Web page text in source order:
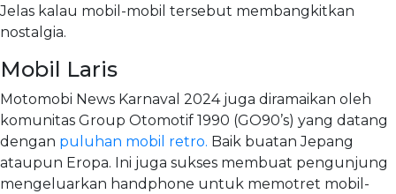
Jelas kalau mobil-mobil tersebut membangkitkan
nostalgia.
Mobil Laris
Motomobi News Karnaval 2024 juga diramaikan oleh
komunitas Group Otomotif 1990 (GO90’s) yang datang
dengan puluhan mobil retro. Baik buatan Jepang
ataupun Eropa. Ini juga sukses membuat pengunjung
mengeluarkan handphone untuk memotret mobil-